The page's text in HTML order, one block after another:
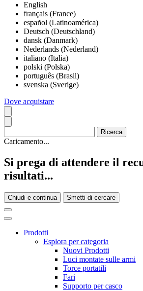
English
français (France)
español (Latinoamérica)
Deutsch (Deutschland)
dansk (Danmark)
Nederlands (Nederland)
italiano (Italia)
polski (Polska)
português (Brasil)
svenska (Sverige)
Dove acquistare
Caricamento...
Si prega di attendere il
risultati...
Chiudi e continua Smetti di cercare
Prodotti
Esplora per categoria
Nuovi Prodotti
Luci montate sulle armi
Torce portatili
Fari
Supporto per casco